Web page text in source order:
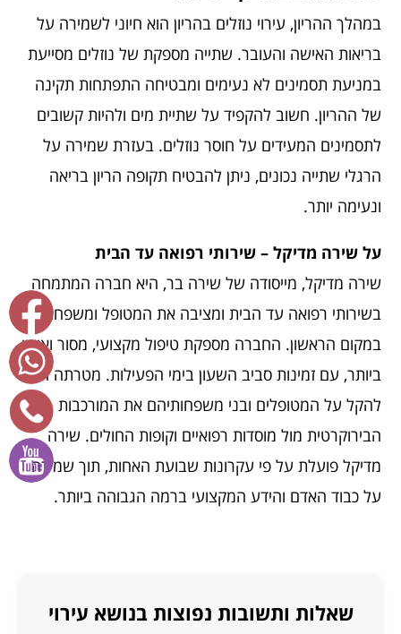
במהלך ההריון, עירוי נוזלים בהריון הוא חיוני לשמירה על
בריאות האישה והעובר. שתייה מספקת של נוזלים מסייעת
במניעת תסמינים לא נעימים ומבטיחה התפתחות תקינה
של ההריון. חשוב להקפיד על שתיית מים ולהיות קשובים
לתסמינים המעידים על חוסר נוזלים. בעזרת שמירה על
הרגלי שתייה נכונים, ניתן להבטיח תקופה הריון בריאה
ונעימה יותר.
על שירה מדיקל – שירותי רפואה עד הבית
שירה מדיקל, מייסודה של שירה בר, היא חברה המתמחה
בשירותי רפואה עד הבית ומציבה את המטופל ומשפחתו
במקום הראשון. החברה מספקת טיפול מקצועי, מסור ואישי
ביותר, עם זמינות סביב השעון בימי הפעילות. מטרתה היא
להקל על המטופלים ובני משפחותיהם את המורכבות
הבירוקרטית מול מוסדות רפואיים וקופות החולים. שירה
מדיקל פועלת על פי עקרונות שבועת האחות, תוך שמירה
על כבוד האדם והידע המקצועי ברמה הגבוהה ביותר.
שאלות ותשובות נפוצות בנושא עירוי